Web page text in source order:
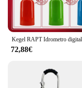
72,88€